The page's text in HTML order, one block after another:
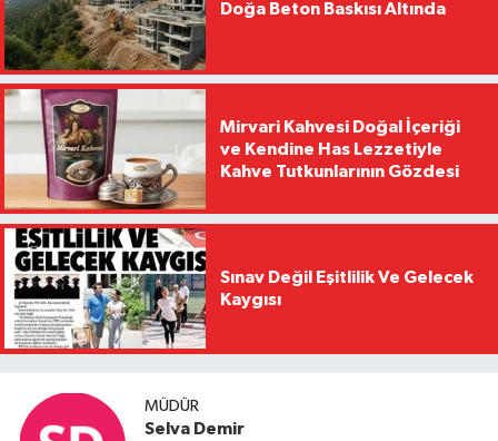
Doğa Beton Baskısı Altında
Mirvari Kahvesi Doğal İçeriği
ve Kendine Has Lezzetiyle
Kahve Tutkunlarının Gözdesi
Sınav Değil Eşitlilik Ve Gelecek
Kaygısı
MÜDÜR
Selva Demir